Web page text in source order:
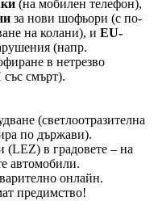
(на мобилен телефон),
за нови шофьори (с по-
на колани), и EU-
(напр.
в нетрезво
смърт).
(светлоотразителна
по държави).
(LEZ) в градовете – на
автомобили.
онлайн.
предимство!